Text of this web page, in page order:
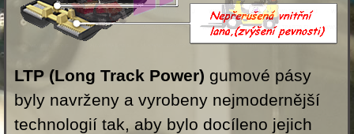
LTP (Long Track Power) gumové pásy
byly navrženy a vyrobeny nejmodernější
technologií tak, aby bylo docíleno jejich